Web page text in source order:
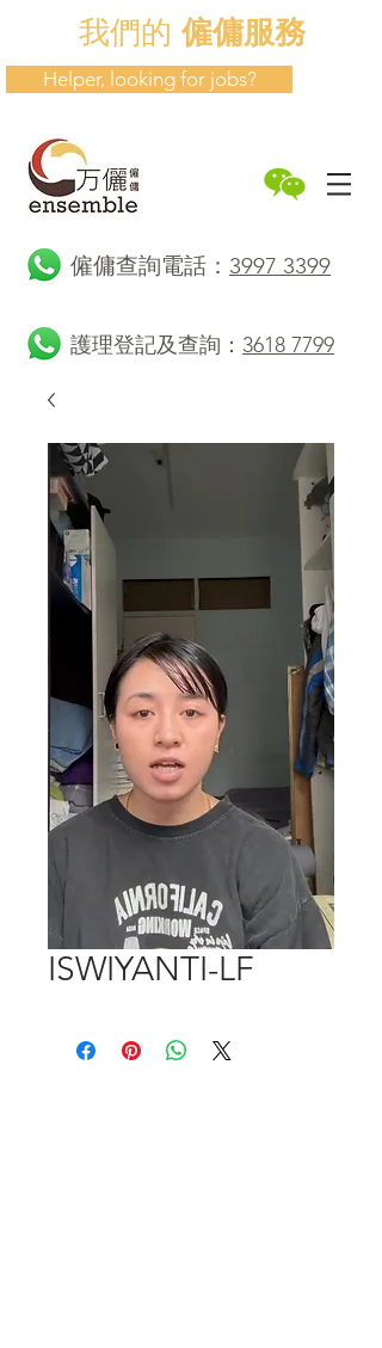
我們的僱傭服務
Helper, looking for jobs?
​僱傭查詢電話： 3997 3399
護理登記及查詢： 3618 7799
ISWIYANTI-LF